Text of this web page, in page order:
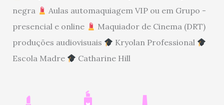
negra
Aulas automaquiagem VIP ou em Grupo -
presencial e online
Maquiador de Cinema (DRT)
produções audiovisuais
Kryolan Professional
Escola Madre
Catharine Hill